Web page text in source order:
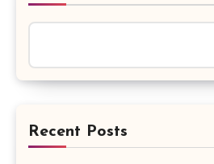
Recent Posts